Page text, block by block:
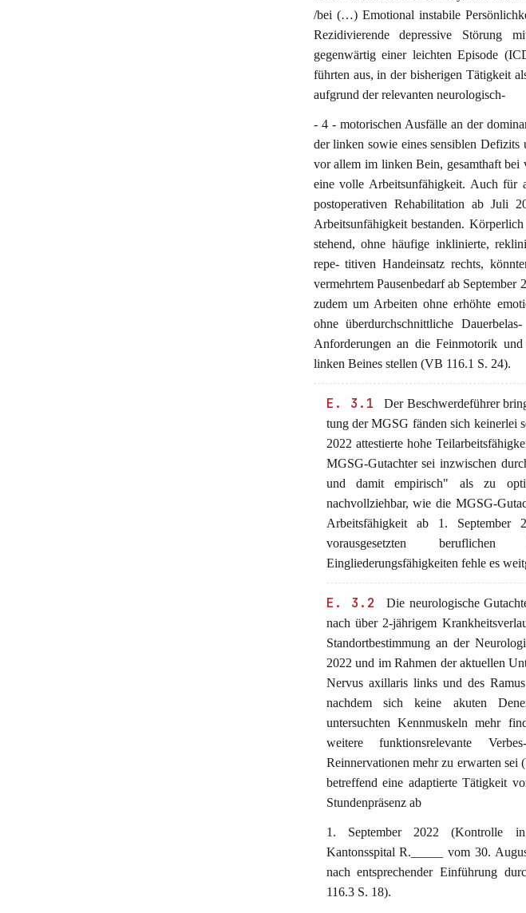
/bei (…) Emotional instabile
Rezidivierende depressive Störung
gegenwärtig einer leichten Episode
führten aus, in der bisherigen Tätigkeit
aufgrund der relevanten neurologisch-
- 4 - motorischen Ausfälle an der
der linken sowie eines sensiblen
vor allem im linken Bein, gesamthaft bei
eine volle Arbeitsunfähigkeit. Auch für
postoperativen Rehabilitation ab Juli
Arbeitsunfähigkeit bestanden.
stehend, ohne häufige inklinierte,
repe- titiven Handeinsatz rechts,
vermehrtem Pausenbedarf ab
zudem um Arbeiten ohne erhöhte
ohne überdurchschnittliche
Anforderungen an die Feinmotorik
linken Beines stellen (VB 116.1 S. 24).
E. 3.1
Der Beschwerdeführer
tung der MGSG fänden sich keinerlei
2022 attestierte hohe
MGSG-Gutachter sei inzwischen
und damit empirisch" als zu
nachvollziehbar, wie die MGSG-
Arbeitsfähigkeit ab 1. September
vorausgesetzten
Eingliederungsfähigkeiten fehle es
E. 3.2
Die neurologische
nach über 2-jährigem
Standortbestimmung an der
2022 und im Rahmen der aktuellen
Nervus axillaris links und des
nachdem sich keine akuten
untersuchten Kennmuskeln mehr
weitere funktionsrelevante
Reinnervationen mehr zu erwarten
betreffend eine adaptierte Tätigkeit
Stundenpräsenz ab
1. September 2022 (Kontrolle in
Kantonsspital R._____ vom 30.
nach entsprechender Einführung
116.3 S. 18).